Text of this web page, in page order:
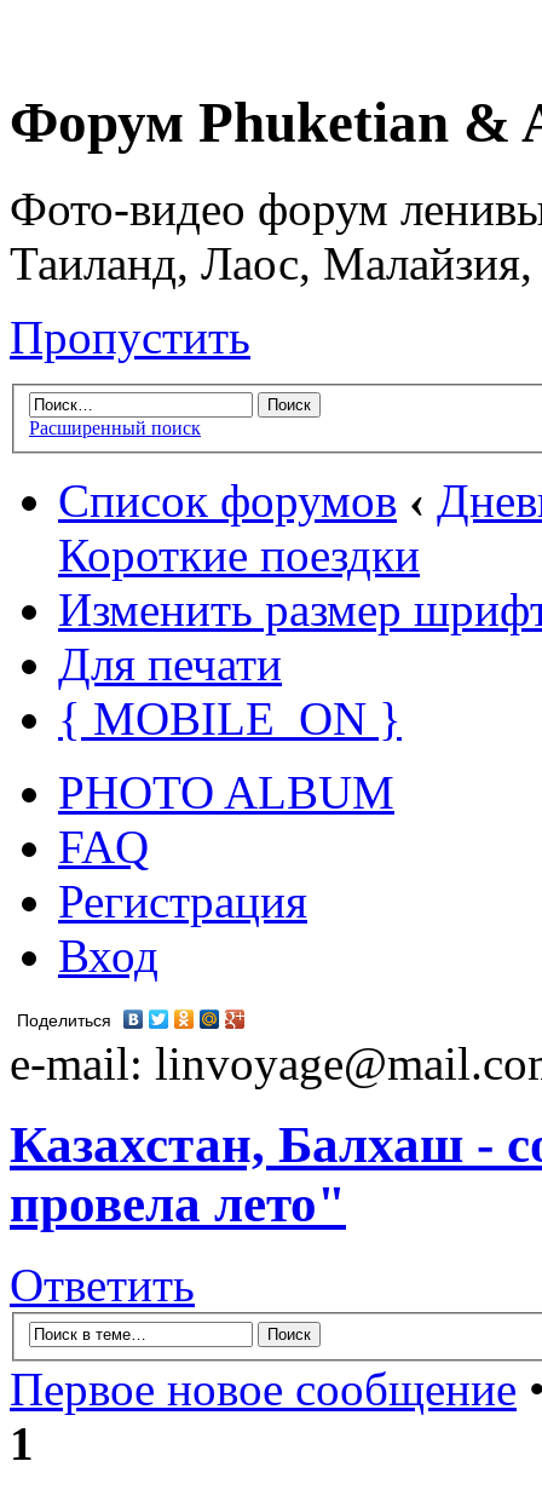
Форум Phuketian &
Фото-видео форум
Таиланд, Лаос,
Пропустить
Расширенный поиск
Список форумов ‹
Короткие поездки
Изменить размер
Для печати
{ MOBILE_ON }
PHOTO ALBUM
FAQ
Регистрация
Вход
Поделиться
e-mail:
Казахстан, Балхаш -
провела лето"
Ответить
Первое новое сообщение
1